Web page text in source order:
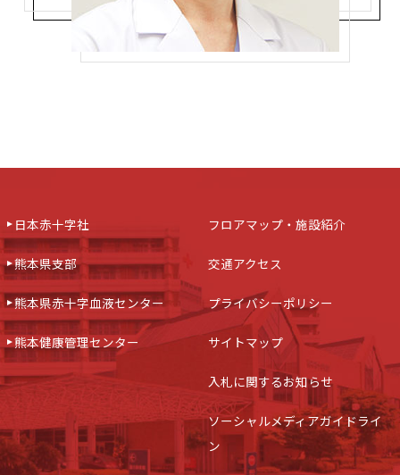
日本赤十字社
熊本県支部
熊本県赤十字血液センター
熊本健康管理センター
フロアマップ・施設紹介
交通アクセス
プライバシーポリシー
サイトマップ
入札に関するお知らせ
ソーシャルメディアガイドライ
ン